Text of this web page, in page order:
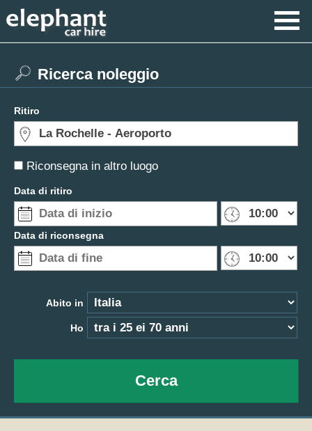
Riconsegna in altro luogo
Ricerca noleggio
Ritiro
Data di ritiro
Data di riconsegna
Abito in
Ho
Cerca